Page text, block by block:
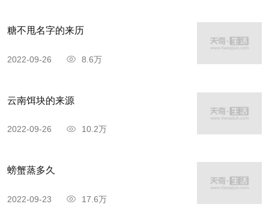
糖不甩名字的来历
2022-09-26 8.6万
云南饵块的来源
2022-09-26 10.2万
螃蟹蒸多久
2022-09-23 17.6万